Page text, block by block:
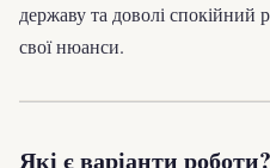
державу та доволі спокійний
свої нюанси.
Які є варіанти роботи?